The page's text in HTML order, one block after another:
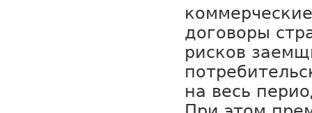
договоры
рисков
на весь